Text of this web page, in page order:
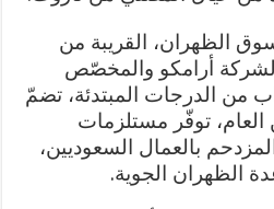
الظهران، القريبة من
أرامكو والمخصّص
من الدرجات المبتدئة، تضمّ
العام، توفّر مستلزمات
بالعمال السعوديين،
الظهران الجوية.